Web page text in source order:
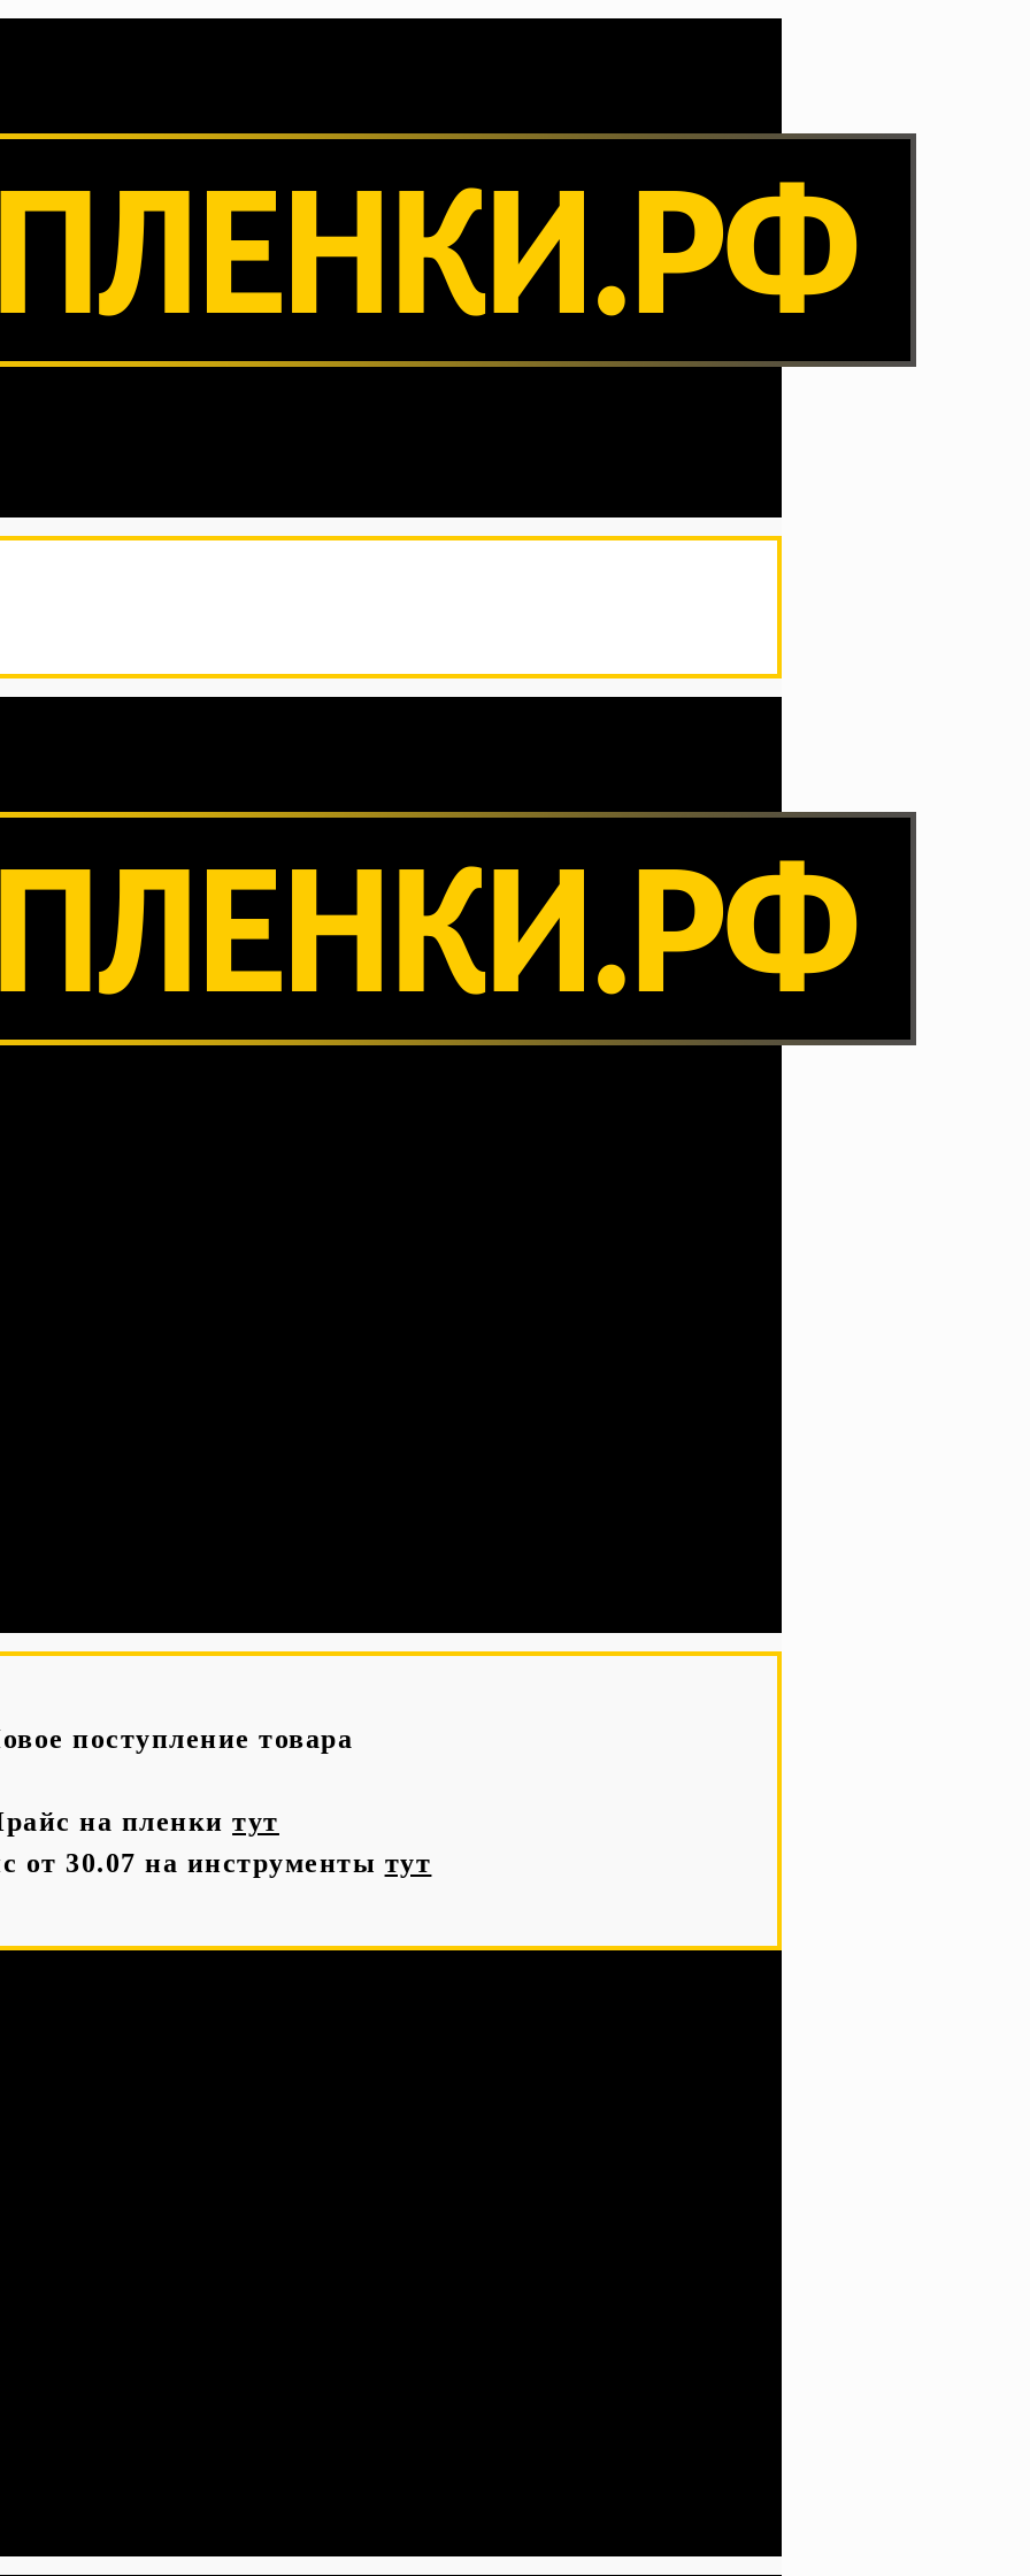
поступление товара
на пленкитут
от 30.07 на инструменты тут